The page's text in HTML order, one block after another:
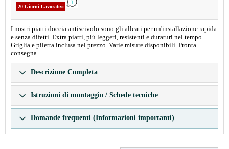
20 Giorni Lavorativi
I nostri piatti doccia antiscivolo sono gli alleati per un'installazione rapida
e senza difetti. Extra piatti, più leggeri, resistenti e duraturi nel tempo.
Griglia e piletta inclusa nel prezzo. Varie misure disponibili. Pronta
consegna.
Descrizione Completa
Istruzioni di montaggio / Schede tecniche
Domande frequenti (Informazioni importanti)